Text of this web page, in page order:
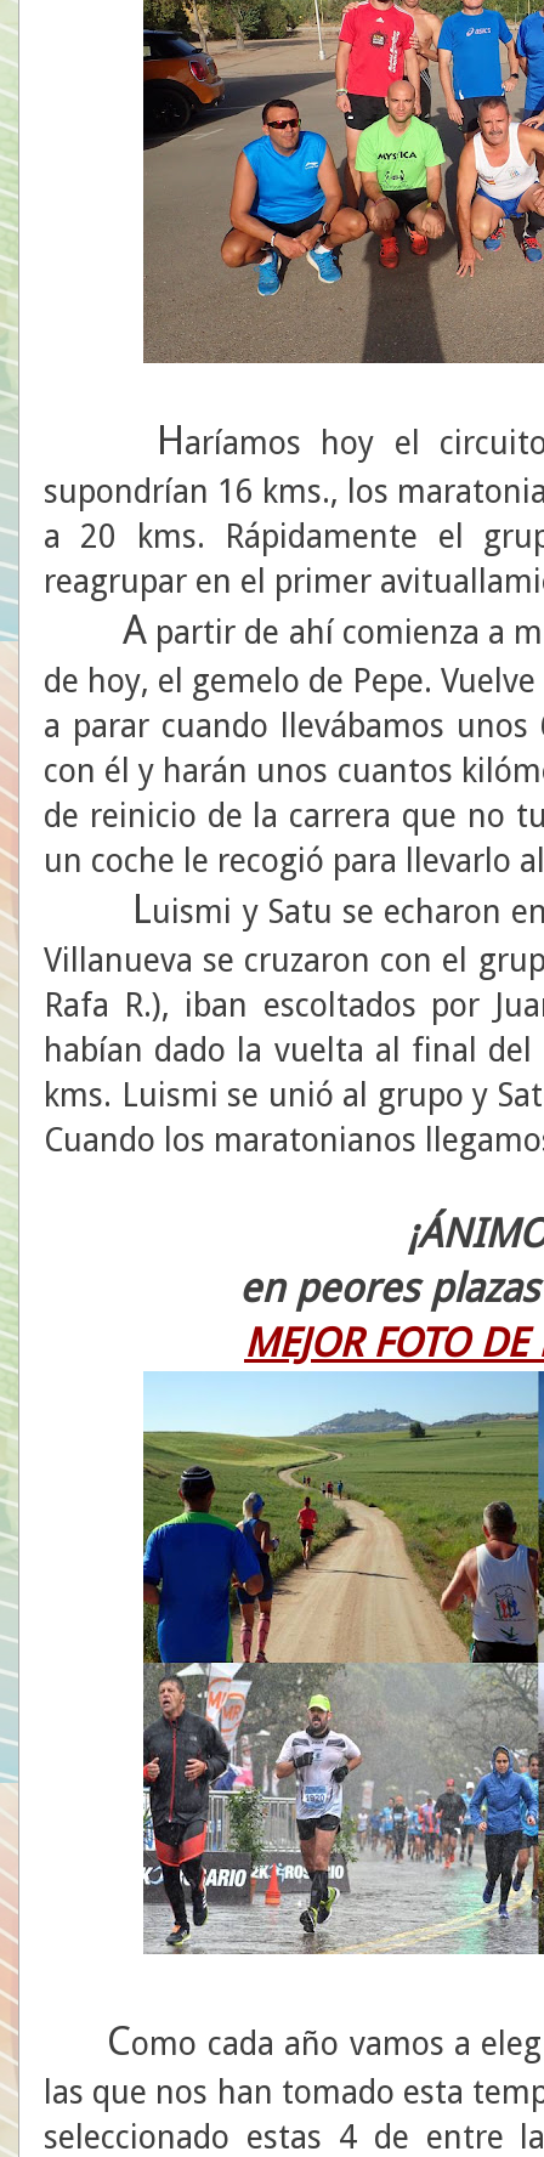
Haríamos hoy el
supondrían 16 kms., los
a 20 kms. Rápidamente el
reagrupar en el primer
A partir de ahí comienza a
de hoy, el gemelo de Pepe.
a parar cuando llevábamos
con él y harán unos cuantos
de reinicio de la carrera que no
un coche le recogió para llevarlo
Luismi y Satu se echaron
Villanueva se cruzaron con el
Rafa R.), iban escoltados por
habían dado la vuelta al final del
kms. Luismi se unió al grupo y
Cuando los maratonianos
en peores
MEJOR FOTO
Como cada año vamos a
las que nos han tomado esta
seleccionado estas 4 de entre